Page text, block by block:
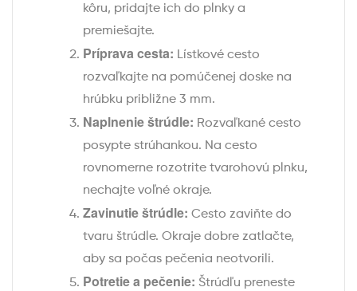
kôru, pridajte ich do plnky a
premiešajte.
Príprava cesta: Lístkové cesto
rozvaľkajte na pomúčenej doske na
hrúbku približne 3 mm.
Naplnenie štrúdle: Rozvaľkané cesto
posypte strúhankou. Na cesto
rovnomerne rozotrite tvarohovú plnku,
nechajte voľné okraje.
Zavinutie štrúdle: Cesto zaviňte do
tvaru štrúdle. Okraje dobre zatlačte,
aby sa počas pečenia neotvorili.
Potretie a pečenie: Štrúdľu preneste